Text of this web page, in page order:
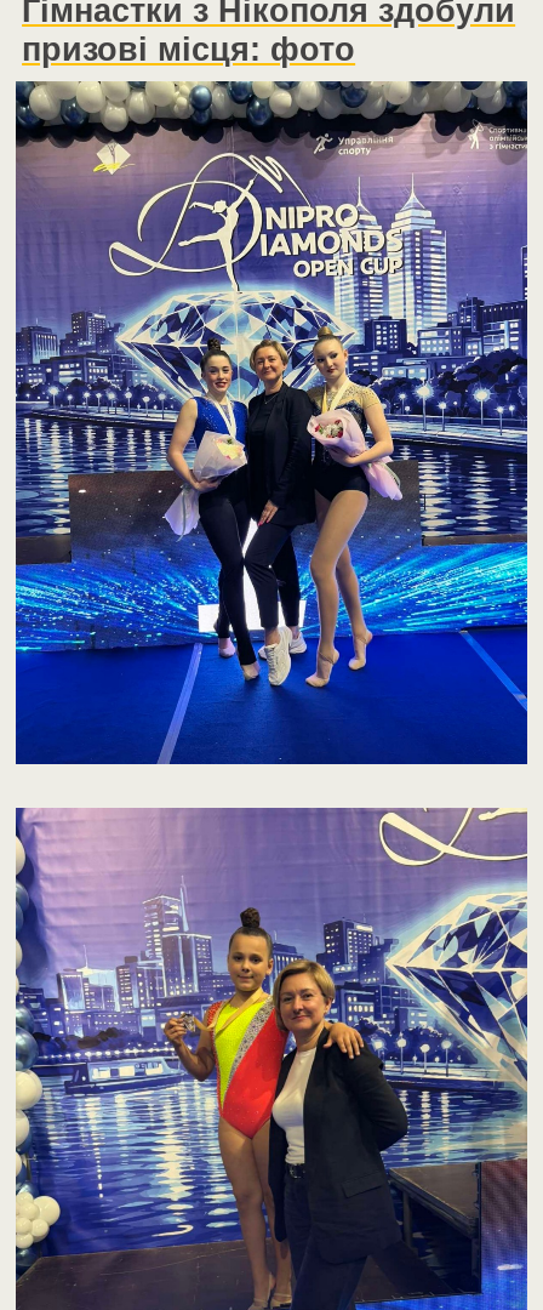
Гімнастки з Нікополя здобули
призові місця: фото